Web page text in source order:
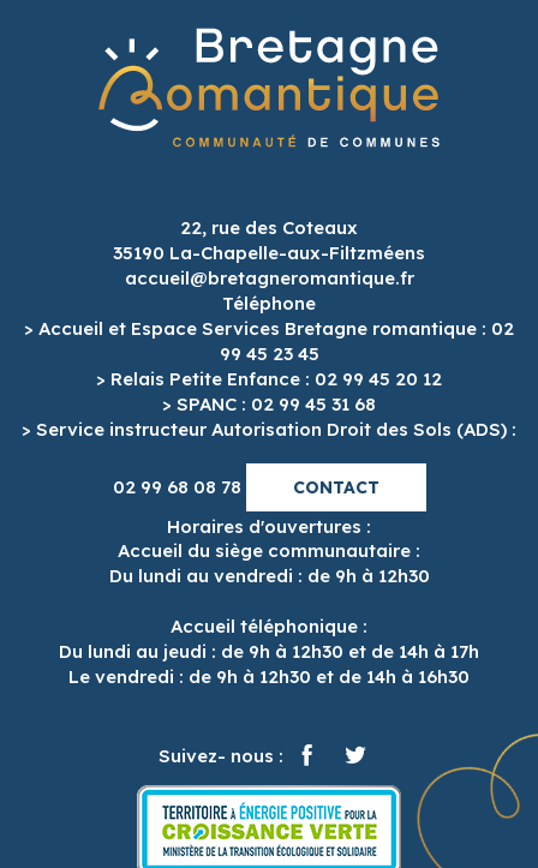
22, rue des Coteaux
35190 La-Chapelle-aux-Filtzméens
accueil@bretagneromantique.fr
Téléphone
> Accueil et Espace Services Bretagne romantique : 02
99 45 23 45
> Relais Petite Enfance : 02 99 45 20 12
> SPANC : 02 99 45 31 68
> Service instructeur Autorisation Droit des Sols (ADS) :
02 99 68 08 78 CONTACT
Horaires d'ouvertures :
Accueil du siège communautaire :
Du lundi au vendredi : de 9h à 12h30
Accueil téléphonique :
Du lundi au jeudi : de 9h à 12h30 et de 14h à 17h
Le vendredi : de 9h à 12h30 et de 14h à 16h30
Suivez- nous :